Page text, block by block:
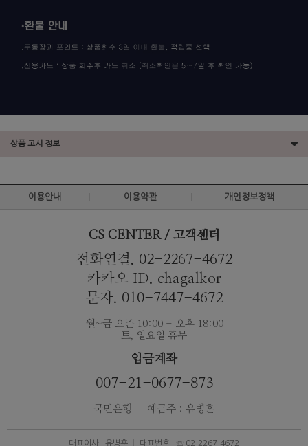
상품 고시 정보
이용안내 이용약관 개인정보정책
CS CENTER / 고객센터
전화연결. 02-2267-4672
카카오 ID. chagalkor
문자. 010-7447-4672
월~금 오즌 10:00 - 오후 18:00
토, 일요일 휴무
입금계좌
007-21-0677-873
국민은행 ｜ 예금주 : 유병훈
대표이사 : 유병훈 대표번호 : ☏ 02-2267-4672